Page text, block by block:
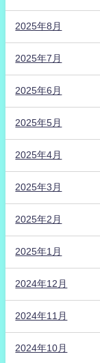
2025年8月
2025年7月
2025年6月
2025年5月
2025年4月
2025年3月
2025年2月
2025年1月
2024年12月
2024年11月
2024年10月